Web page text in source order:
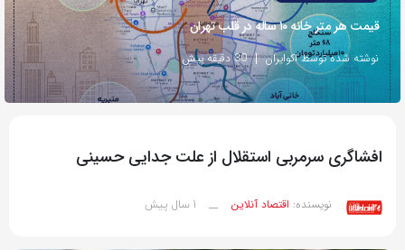
کپی
لینک
قیمت هر متر خانه ۱۰ ساله در قلب تهران
نوشته شده توسط اکوایران 30 دقیقه پیش
افشاگری سرمربی استقلال از علت جدایی حسینی
نویسنده: اقتصاد آنلاین __ 1 سال پیش